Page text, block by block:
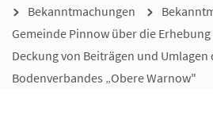
Bekanntmachungen
Gemeinde Pinnow über die
Deckung von Beiträgen und Umlagen
Bodenverbandes „Obere Warnow"